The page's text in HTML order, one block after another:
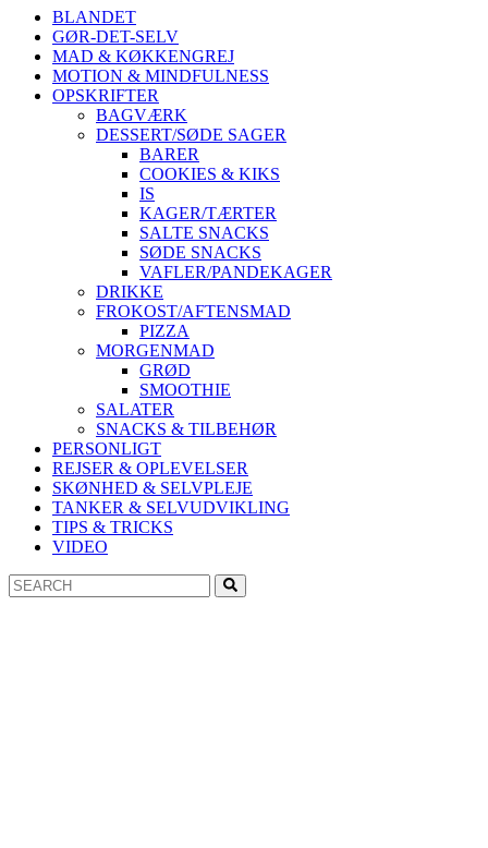
BLANDET
GØR-DET-SELV
MAD & KØKKENGREJ
MOTION & MINDFULNESS
OPSKRIFTER
BAGVÆRK
DESSERT/SØDE SAGER
BARER
COOKIES & KIKS
IS
KAGER/TÆRTER
SALTE SNACKS
SØDE SNACKS
VAFLER/PANDEKAGER
DRIKKE
FROKOST/AFTENSMAD
PIZZA
MORGENMAD
GRØD
SMOOTHIE
SALATER
SNACKS & TILBEHØR
PERSONLIGT
REJSER & OPLEVELSER
SKØNHED & SELVPLEJE
TANKER & SELVUDVIKLING
TIPS & TRICKS
VIDEO
Search
for: